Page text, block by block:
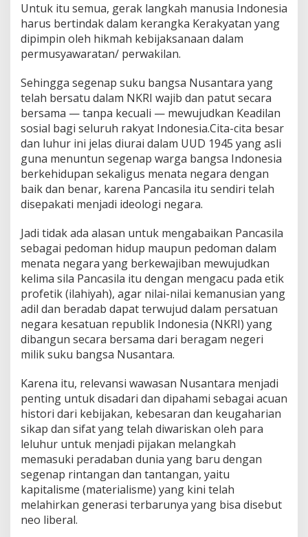
Untuk itu semua, gerak langkah manusia Indonesia
harus bertindak dalam kerangka Kerakyatan yang
dipimpin oleh hikmah kebijaksanaan dalam
permusyawaratan/ perwakilan.
Sehingga segenap suku bangsa Nusantara yang
telah bersatu dalam NKRI wajib dan patut secara
bersama — tanpa kecuali — mewujudkan Keadilan
sosial bagi seluruh rakyat Indonesia.Cita-cita besar
dan luhur ini jelas diurai dalam UUD 1945 yang asli
guna menuntun segenap warga bangsa Indonesia
berkehidupan sekaligus menata negara dengan
baik dan benar, karena Pancasila itu sendiri telah
disepakati menjadi ideologi negara.
Jadi tidak ada alasan untuk mengabaikan Pancasila
sebagai pedoman hidup maupun pedoman dalam
menata negara yang berkewajiban mewujudkan
kelima sila Pancasila itu dengan mengacu pada etik
profetik (ilahiyah), agar nilai-nilai kemanusian yang
adil dan beradab dapat terwujud dalam persatuan
negara kesatuan republik Indonesia (NKRI) yang
dibangun secara bersama dari beragam negeri
milik suku bangsa Nusantara.
Karena itu, relevansi wawasan Nusantara menjadi
penting untuk disadari dan dipahami sebagai acuan
histori dari kebijakan, kebesaran dan keugaharian
sikap dan sifat yang telah diwariskan oleh para
leluhur untuk menjadi pijakan melangkah
memasuki peradaban dunia yang baru dengan
segenap rintangan dan tantangan, yaitu
kapitalisme (materialisme) yang kini telah
melahirkan generasi terbarunya yang bisa disebut
neo liberal.